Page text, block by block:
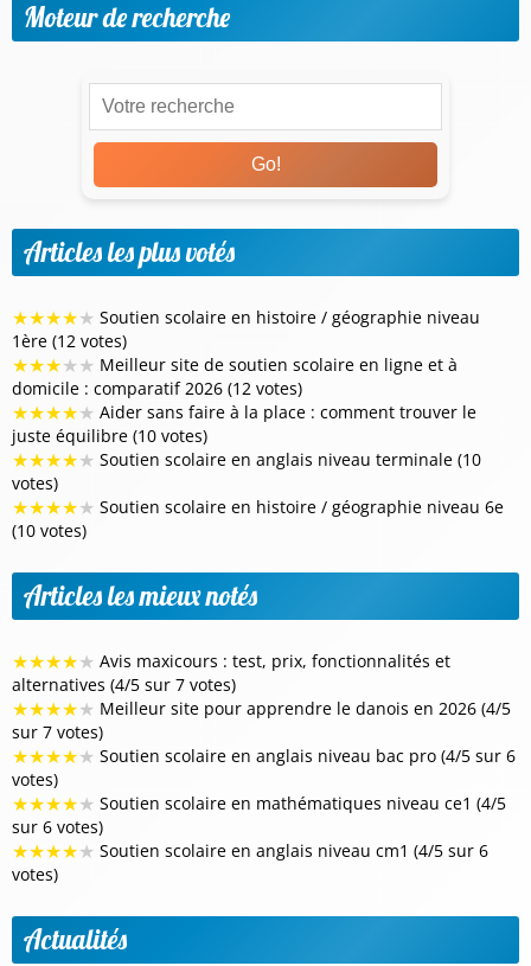
Moteur de recherche
Go!
Articles les plus votés
★★★★★ Soutien scolaire en histoire / géographie niveau
1ère (12 votes)
★★★★★ Meilleur site de soutien scolaire en ligne et à
domicile : comparatif 2026 (12 votes)
★★★★★ Aider sans faire à la place : comment trouver le
juste équilibre (10 votes)
★★★★★ Soutien scolaire en anglais niveau terminale (10
votes)
★★★★★ Soutien scolaire en histoire / géographie niveau 6e
(10 votes)
Articles les mieux notés
★★★★★ Avis maxicours : test, prix, fonctionnalités et
alternatives (4/5 sur 7 votes)
★★★★★ Meilleur site pour apprendre le danois en 2026 (4/5
sur 7 votes)
★★★★★ Soutien scolaire en anglais niveau bac pro (4/5 sur 6
votes)
★★★★★ Soutien scolaire en mathématiques niveau ce1 (4/5
sur 6 votes)
★★★★★ Soutien scolaire en anglais niveau cm1 (4/5 sur 6
votes)
Actualités